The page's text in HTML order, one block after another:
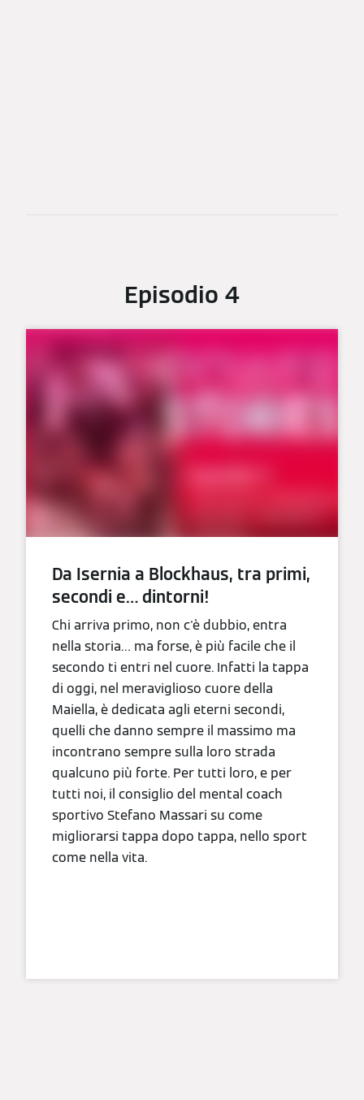
Episodio 4
Da Isernia a Blockhaus, tra primi,
secondi e… dintorni!
Chi arriva primo, non c'è dubbio, entra
nella storia… ma forse, è più facile che il
secondo ti entri nel cuore. Infatti la tappa
di oggi, nel meraviglioso cuore della
Maiella, è dedicata agli eterni secondi,
quelli che danno sempre il massimo ma
incontrano sempre sulla loro strada
qualcuno più forte. Per tutti loro, e per
tutti noi, il consiglio del mental coach
sportivo Stefano Massari su come
migliorarsi tappa dopo tappa, nello sport
come nella vita.